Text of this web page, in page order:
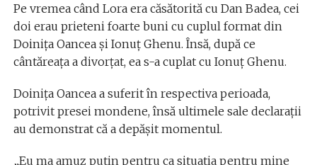
Pe vremea când Lora era căsătorită cu Dan Badea, cei
doi erau prieteni foarte buni cu cuplul format din
Doinița Oancea și Ionuț Ghenu. Însă, după ce
cântăreața a divorțat, ea s-a cuplat cu Ionuț Ghenu.
Doinița Oancea a suferit în respectiva perioada,
potrivit presei mondene, însă ultimele sale declarații
au demonstrat că a depășit momentul.
„Eu ma amuz putin pentru ca situatia pentru mine